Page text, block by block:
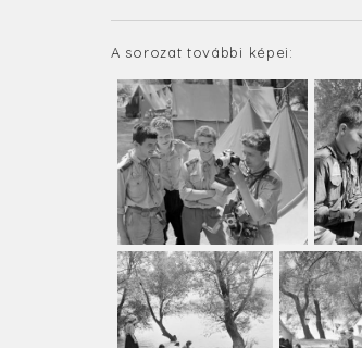
A sorozat további képei: